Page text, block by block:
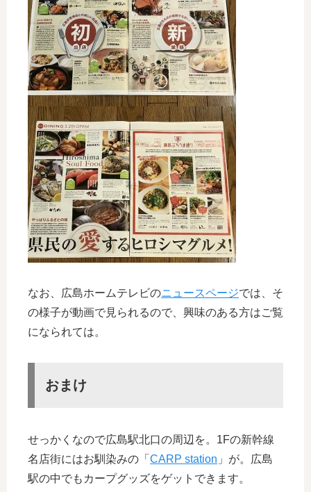
なお、広島ホームテレビのニュースページでは、そ
の様子が動画で見られるので、興味のある方はご覧
になられては。
おまけ
せっかくなので広島駅北口の周辺を。1Fの新幹線
名店街にはお馴染みの「 CARP station 」が。広島
駅の中でもカープグッズをゲットできます。